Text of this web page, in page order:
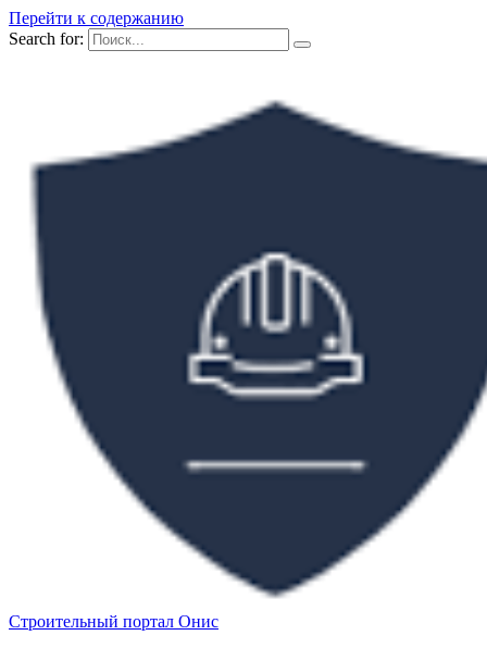
Перейти к содержанию
Search for:
Строительный портал Онис